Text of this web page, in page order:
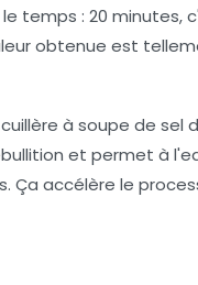
temps : 20 minutes,
obtenue est
à soupe de sel
et permet à
Ça accélère le